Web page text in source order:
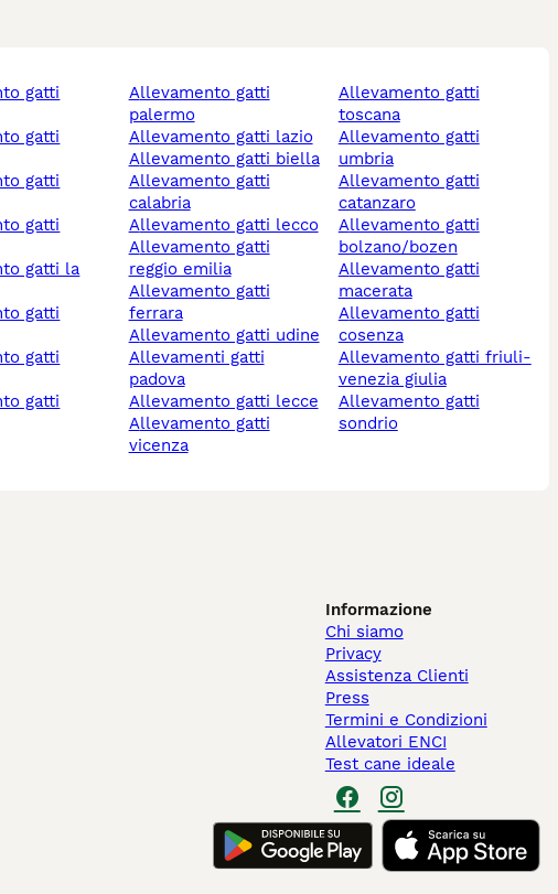
allevamento gatti
palermo
allevamento gatti lazio
allevamento gatti biella
allevamento gatti
calabria
allevamento gatti lecco
allevamento gatti
reggio emilia
allevamento gatti
ferrara
allevamento gatti udine
allevamenti gatti
padova
allevamento gatti lecce
allevamento gatti
vicenza
allevamento gatti
toscana
allevamento gatti
umbria
allevamento gatti
catanzaro
allevamento gatti
bolzano/bozen
allevamento gatti
macerata
allevamento gatti
cosenza
allevamento gatti friuli-
venezia giulia
allevamento gatti
sondrio
Informazione
Chi siamo
Privacy
Assistenza Clienti
Press
Termini e Condizioni
Allevatori ENCI
Test cane ideale